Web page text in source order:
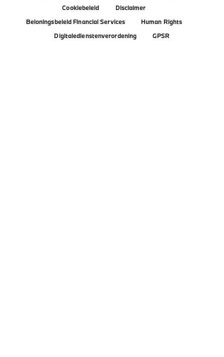
Cookiebeleid
Disclaimer
Beloningsbeleid Financial Services
Human Rights
Digitaledienstenverordening
GPSR